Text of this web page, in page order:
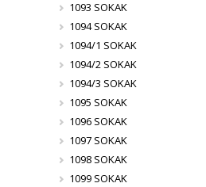
1093 SOKAK
1094 SOKAK
1094/1 SOKAK
1094/2 SOKAK
1094/3 SOKAK
1095 SOKAK
1096 SOKAK
1097 SOKAK
1098 SOKAK
1099 SOKAK